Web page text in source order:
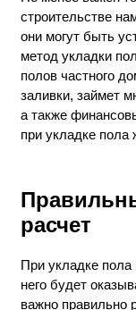
строительстве
они могут быть
метод укладки
полов частного
заливки, займет
а также
при укладке
расчет
При укладке пола
него будет
важно правильно